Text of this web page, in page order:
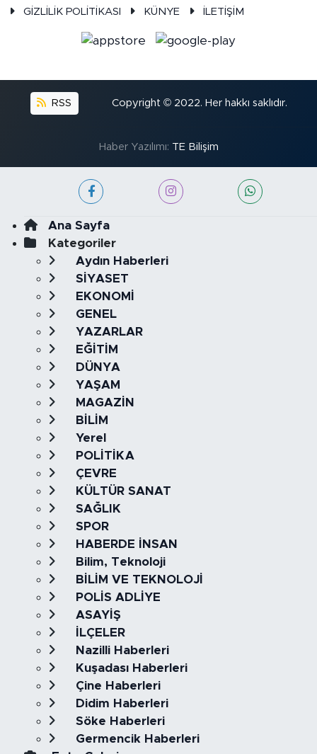
GİZLİLİK POLİTİKASI KÜNYE İLETİŞİM
RSS Copyright © 2022. Her hakkı saklıdır.
Haber Yazılımı: TE Bilişim
Ana Sayfa
Kategoriler
Aydın Haberleri
SİYASET
EKONOMİ
GENEL
YAZARLAR
EĞİTİM
DÜNYA
YAŞAM
MAGAZİN
BİLİM
Yerel
POLİTİKA
ÇEVRE
KÜLTÜR SANAT
SAĞLIK
SPOR
HABERDE İNSAN
Bilim, Teknoloji
BİLİM VE TEKNOLOJİ
POLİS ADLİYE
ASAYİŞ
İLÇELER
Nazilli Haberleri
Kuşadası Haberleri
Çine Haberleri
Didim Haberleri
Söke Haberleri
Germencik Haberleri